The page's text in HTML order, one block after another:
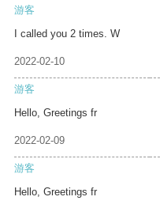
游客
I called you 2 times. W
2022-02-10
游客
Hello, Greetings fr
2022-02-09
游客
Hello, Greetings fr